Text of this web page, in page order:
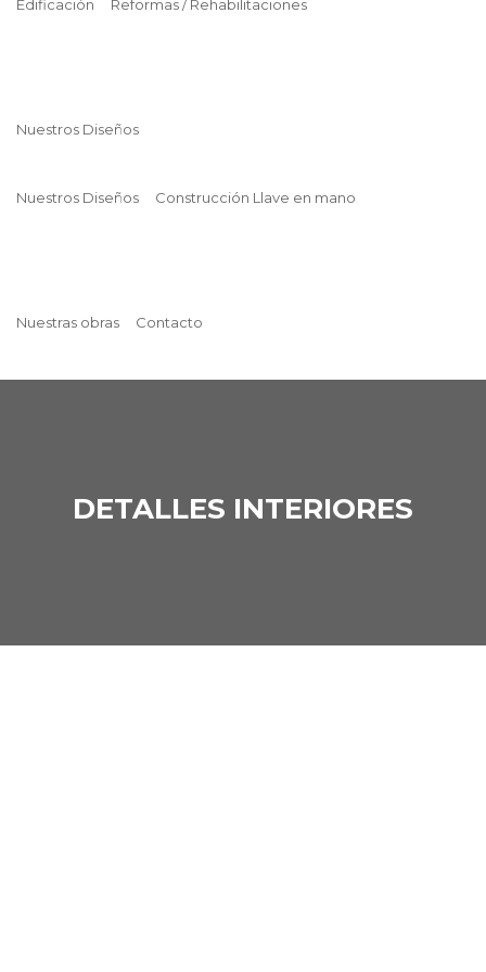
Edificación Reformas / Rehabilitaciones
Nuestros Diseños
Nuestros Diseños Construcción Llave en mano
Nuestras obras Contacto
DETALLES INTERIORES